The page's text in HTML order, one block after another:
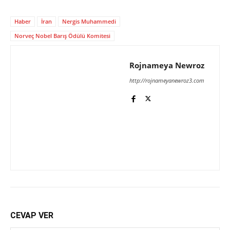
Haber İran
Nergis Muhammedi
Norveç Nobel Barış Ödülü Komitesi
Rojnameya Newroz
http://rojnameyanewroz3.com
CEVAP VER